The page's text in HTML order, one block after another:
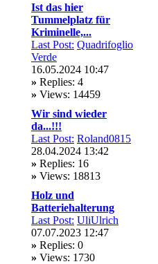
Ist das hier
Tummelplatz für
Kriminelle,...
Last Post: Quadrifoglio
Verde
16.05.2024 10:47
» Replies: 4
» Views: 14459
Wir sind wieder
da...!!!
Last Post: Roland0815
28.04.2024 13:42
» Replies: 16
» Views: 18813
Holz und
Batteriehalterung
Last Post: UliUlrich
07.07.2023 12:47
» Replies: 0
» Views: 1730